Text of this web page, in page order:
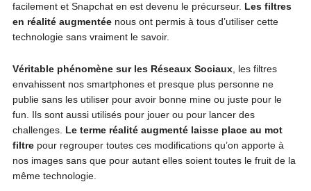
facilement et Snapchat en est devenu le précurseur. Les filtres
en réalité augmentéenous ont permis à tous d’utiliser cette
technologie sans vraiment le savoir.
Véritable phénomène sur les Réseaux Sociaux, les filtres
envahissent nos smartphones et presque plus personne ne
publie sans les utiliser pour avoir bonne mine ou juste pour le
fun. Ils sont aussi utilisés pour jouer ou pour lancer des
challenges. Le terme réalité augmenté laisse place au mot
filtrepour regrouper toutes ces modifications qu’on apporte à
nos images sans que pour autant elles soient toutes le fruit de la
même technologie.